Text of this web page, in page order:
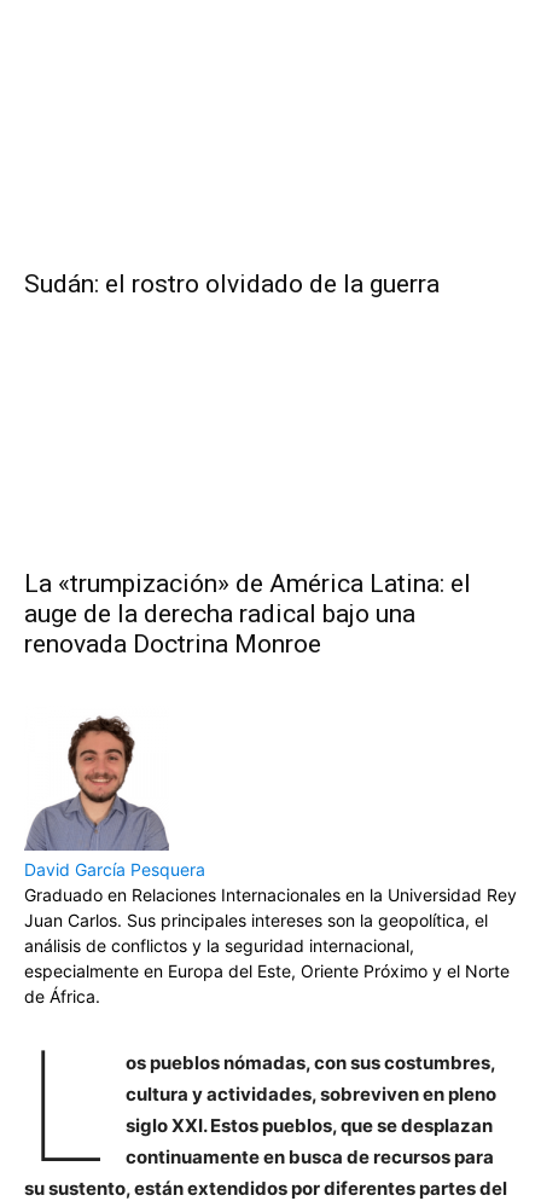
Sudán: el rostro olvidado de la guerra
La «trumpización» de América Latina: el
auge de la derecha radical bajo una
renovada Doctrina Monroe
David García Pesquera
Graduado en Relaciones Internacionales en la Universidad Rey
Juan Carlos. Sus principales intereses son la geopolítica, el
análisis de conflictos y la seguridad internacional,
especialmente en Europa del Este, Oriente Próximo y el Norte
de África.
L
os pueblos nómadas, con sus costumbres,
cultura y actividades, sobreviven en pleno
siglo XXI. Estos pueblos, que se desplazan
continuamente en busca de recursos para
su sustento, están extendidos por diferentes partes del